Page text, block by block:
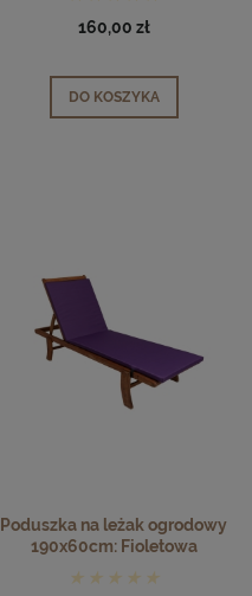
160,00 zł
DO KOSZYKA
Poduszka na leżak ogrodowy
190x60cm: Fioletowa